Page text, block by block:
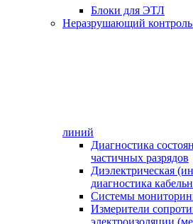
Блоки для ЭТЛ
Неразрушающий
линий
Диагностика
частичных разрядов
Диэлектрическая
диагностика
Системы
Измерители